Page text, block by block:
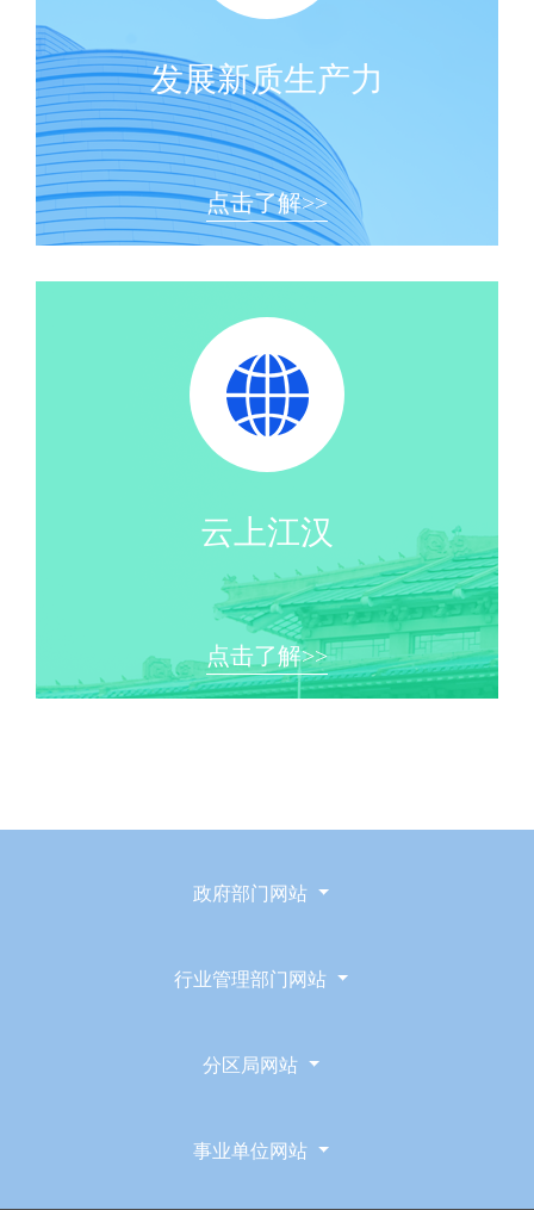
发展新质生产力
点击了解>>
云上江汉
点击了解>>
政府部门网站
行业管理部门网站
分区局网站
事业单位网站